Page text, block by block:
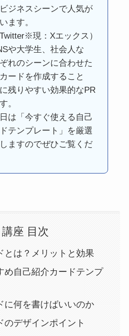
ジネスシーンで人気が
ます。
現：Xエックス）
や大学生、社会人な
れのシーンに合わせた
ードを作成すること
残りやすい効果的なPR
。
は「今すぐ使える自己
テンプレート」を厳選
ますのでぜひご覧くだ
講座 目次
とは？メリットと効果
め自己紹介カードテンプ
に何を書けばいいのか
のデザインポイント